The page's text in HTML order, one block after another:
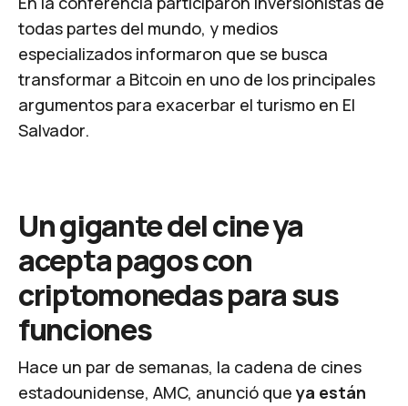
todas partes del mundo, y medios
especializados informaron que se busca
transformar a Bitcoin en uno de los principales
argumentos para exacerbar el turismo en El
Salvador.
Un gigante del cine ya
acepta pagos con
criptomonedas para sus
funciones
Hace un par de semanas, la cadena de cines
estadounidense, AMC, anunció que ya están